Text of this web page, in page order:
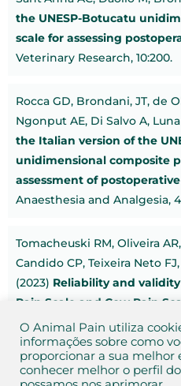
the UNESP-Botucatu
scale for assessing
Veterinary Research, 10:200.
Rocca GD, Brondani, JT, de
Ngonput AE, Di Salvo A, Luna
the Italian version of the
unidimensional composite
assessment of
Anaesthesia and Analgesia,
Tomacheuski RM, Oliveira
Candido CP, Teixeira Neto
(2023) Reliability and
Pain Scale and Cow Pain
indicusbulls to assess
orchiectomy, Animals, 13:
O Animal Pain utiliza
informações sobre como
proporcionar a sua melhor
conhecer melhor o perfil